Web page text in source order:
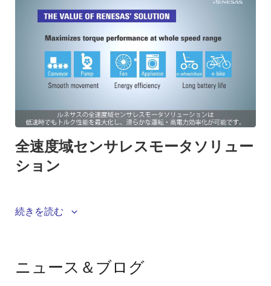
開発難易度が高いIPMモータの低速センサレス機能をお
高電圧版(AC200V)、低電圧版(DC24V)を用意していま
続きを読む
ニュース＆ブログ